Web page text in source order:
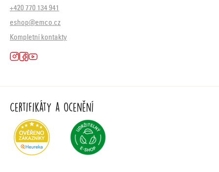
+420 770 134 941
eshop@emco.cz
Kompletní kontakty
Certifikáty a ocenění